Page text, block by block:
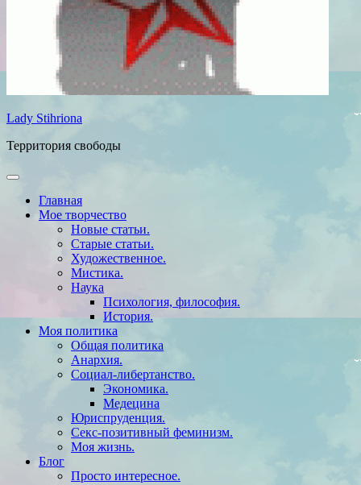
Lady Stihriona
Территория свободы
Главная
Мое творчество
Новые статьи.
Старые статьи.
Художественное.
Мистика.
Наука
Психология, философия.
История.
Моя политика
Общая политика
Анархия.
Социал-либертанство.
Экономика.
Медецина
Юриспруденция.
Секс-позитивный феминизм.
Моя жизнь.
Блог
Просто интересное.